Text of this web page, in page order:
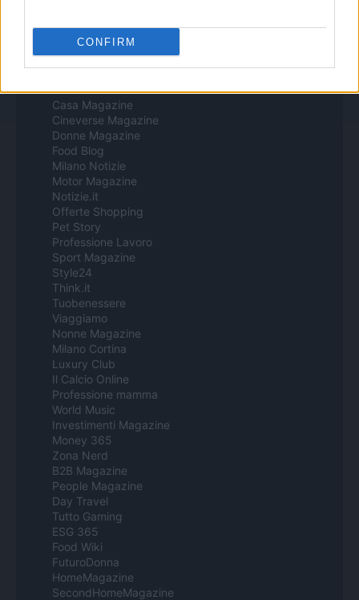
CONFIRM
tecnología con Inteligencia Artificial y por creadores independientes
Casa Magazine
Cineverse Magazine
Donne Magazine
Food Blog
Milano Notizie
Motor Magazine
Notizie.it
Offerte Shopping
Pet Story
Professione Lavoro
Sport Magazine
Style24
Think.it
Tuobenessere
Viaggiamo
Nonne Magazine
Milano Cortina
Luxury Club
Il Calcio Online
Professione mamma
World Music
Investimenti Magazine
Money 365
Zona Nerd
B2B Magazine
People Magazine
Day Travel
Tutto Gaming
ESG 365
Food Wiki
FuturoDonna
HomeMagazine
SecondHomeMagazine